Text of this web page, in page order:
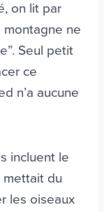
on lit par
montagne ne
Seul petit
ce
n’a aucune
incluent le
du
les oiseaux